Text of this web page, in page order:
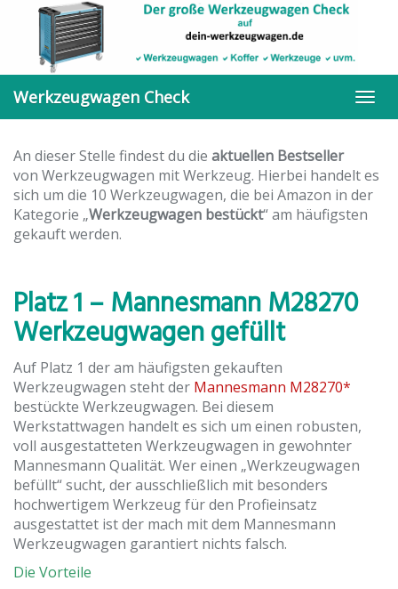
content
Werkzeugwagen Check
An dieser Stelle findest du die aktuellen Bestseller
von Werkzeugwagen mit Werkzeug. Hierbei handelt es
sich um die 10 Werkzeugwagen, die bei Amazon in der
Kategorie „Werkzeugwagen bestückt“ am häufigsten
gekauft werden.
Platz 1 – Mannesmann M28270
Werkzeugwagen gefüllt
Auf Platz 1 der am häufigsten gekauften
Werkzeugwagen steht der Mannesmann M28270*
bestückte Werkzeugwagen. Bei diesem
Werkstattwagen handelt es sich um einen robusten,
voll ausgestatteten Werkzeugwagen in gewohnter
Mannesmann Qualität. Wer einen „Werkzeugwagen
befüllt“ sucht, der ausschließlich mit besonders
hochwertigem Werkzeug für den Profieinsatz
ausgestattet ist der mach mit dem Mannesmann
Werkzeugwagen garantiert nichts falsch.
Die Vorteile